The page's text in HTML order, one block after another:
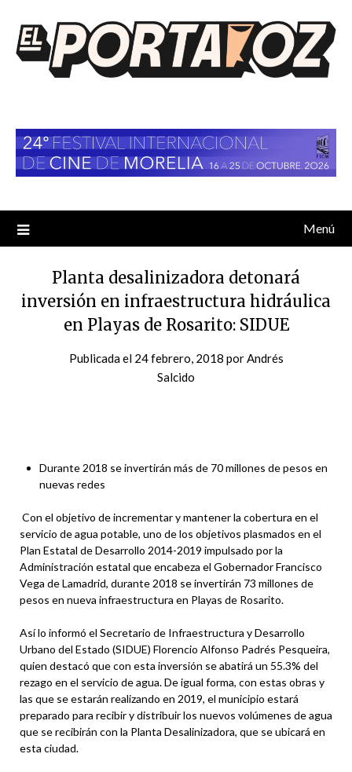
contenido
Menú
Planta desalinizadora detonará
inversión en infraestructura hidráulica
en Playas de Rosarito: SIDUE
Publicada el 24 febrero, 2018 porAndrés
Salcido
Durante 2018 se invertirán más de 70 millones de pesos en
nuevas redes
Con el objetivo de incrementar y mantener la cobertura en el
servicio de agua potable, uno de los objetivos plasmados en el
Plan Estatal de Desarrollo 2014-2019 impulsado por la
Administración estatal que encabeza el Gobernador Francisco
Vega de Lamadrid, durante 2018 se invertirán 73 millones de
pesos en nueva infraestructura en Playas de Rosarito.
Así lo informó el Secretario de Infraestructura y Desarrollo
Urbano del Estado (SIDUE) Florencio Alfonso Padrés Pesqueira,
quien destacó que con esta inversión se abatirá un 55.3% del
rezago en el servicio de agua. De igual forma, con estas obras y
las que se estarán realizando en 2019, el municipio estará
preparado para recibir y distribuir los nuevos volúmenes de agua
que se recibirán con la Planta Desalinizadora, que se ubicará en
esta ciudad.